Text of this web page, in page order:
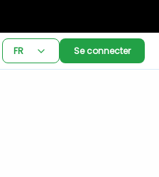
FR Se connecter